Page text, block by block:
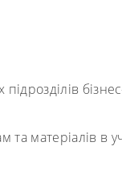
та матеріалів в